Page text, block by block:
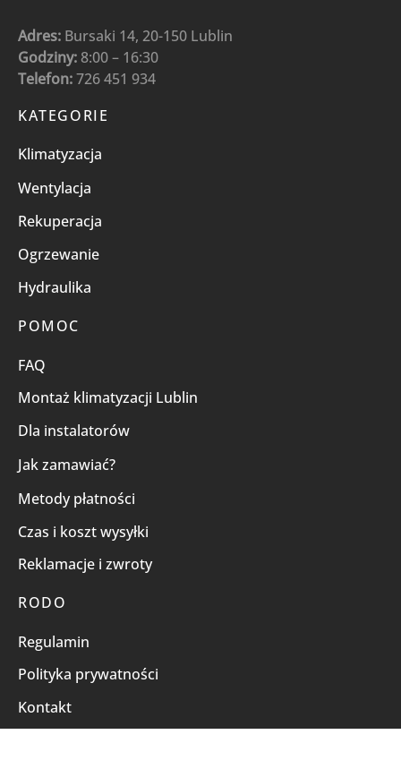
Adres: Bursaki 14, 20-150 Lublin
Godziny: 8:00 – 16:30
Telefon:726 451 934
KATEGORIE
Klimatyzacja
Wentylacja
Rekuperacja
Ogrzewanie
Hydraulika
POMOC
FAQ
Montaż klimatyzacji Lublin
Dla instalatorów
Jak zamawiać?
Metody płatności
Czas i koszt wysyłki
Reklamacje i zwroty
RODO
Regulamin
Polityka prywatności
Kontakt